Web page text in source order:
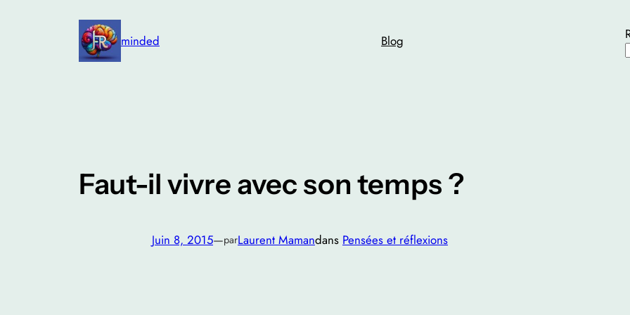
minded Blog
Faut-il vivre avec son temps ?
Juin 8, 2015—parLaurent Mamandans Pensées et réflexions